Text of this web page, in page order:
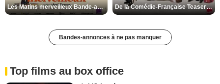
Les Matins merveilleux Bande-annonce VF De la Comédie-Française Teaser VF
Bandes-annonces à ne pas manquer
Top films au box office